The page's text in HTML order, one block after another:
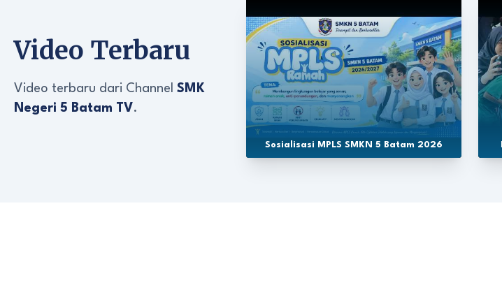
Video Terbaru
Video terbaru dari Channel SMK
Negeri 5 Batam TV.
Sosialisasi MPLS SMKN 5 Batam 2026